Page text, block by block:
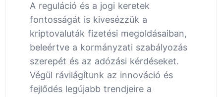
A reguláció és a jogi keretek
fontosságát is kivesézzük a
kriptovaluták fizetési megoldásaiban,
beleértve a kormányzati szabályozás
szerepét és az adózási kérdéseket.
Végül rávilágítunk az innováció és
fejlődés legújabb trendjeire a